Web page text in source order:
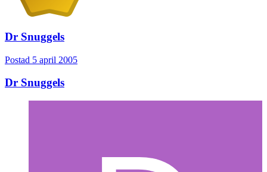
Dr Snuggels
Postad 5 april 2005
Dr Snuggels